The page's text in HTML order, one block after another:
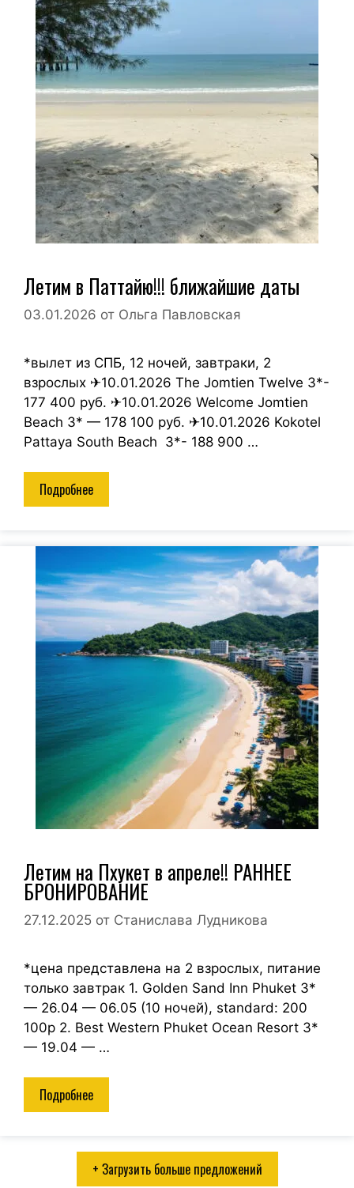
Летим в Паттайю!!! ближайшие даты
03.01.2026 от Ольга Павловская
*вылет из СПБ, 12 ночей, завтраки, 2
взрослых ✈10.01.2026 The Jomtien Twelve 3*-
177 400 руб. ✈10.01.2026 Welcome Jomtien
Beach 3* — 178 100 руб. ✈10.01.2026 Kokotel
Pattaya South Beach 3*- 188 900 …
Подробнее
Летим на Пхукет в апреле!! РАННЕЕ
БРОНИРОВАНИЕ
27.12.2025 от Станислава Лудникова
*цена представлена на 2 взрослых, питание
только завтрак 1. Golden Sand Inn Phuket 3*
— 26.04 — 06.05 (10 ночей), standard: 200
100р 2. Best Western Phuket Ocean Resort 3*
— 19.04 — …
Подробнее
+ Загрузить больше предложений